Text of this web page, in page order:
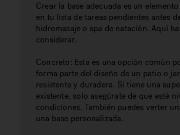
Crear la base adecuada es un
en tu lista de tareas pendientes antes
hidromasaje o spa de natación. Aquí
considerar.
Concreto: Esta es una opción común
forma parte del diseño de un patio o
resistente y duradera. Si tiene una
existente, solo asegúrate de que esté
condiciones. También puedes verter
una base personalizada.